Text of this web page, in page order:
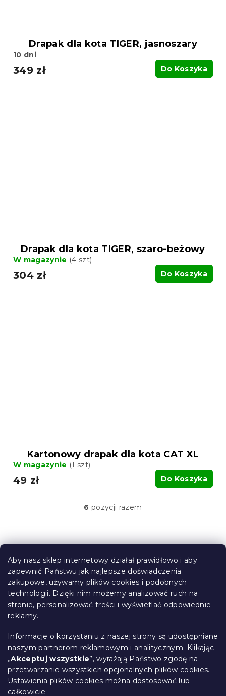
Aby nasz sklep internetowy działał prawidłowo i aby
zapewnić Państwu jak najlepsze doświadczenia
zakupowe, używamy plików cookies i podobnych
technologii. Dzięki nim możemy analizować ruch na
stronie, personalizować treści i wyświetlać odpowiednie
reklamy.
Informacje o korzystaniu z naszej strony są udostępniane
naszym partnerom reklamowym i analitycznym. Klikając
„Akceptuj wszystkie”, wyrażają Państwo zgodę na
przetwarzanie wszystkich opcjonalnych plików cookies.
Ustawienia plików cookies można dostosować lub
całkowicie
Drapak dla kota TIGER, jasnoszary
10 dni
349 zł Do Koszyka
Drapak dla kota TIGER, szaro-beżowy
W magazynie (4 szt)
304 zł Do Koszyka
Kartonowy drapak dla kota CAT XL
W magazynie (1 szt)
49 zł Do Koszyka
K
t
o
l
k
i
l
i
y
6 pozycji razem
S
Informacje dla Ciebie
Śledzenie zamówienia
Opcje dostawy
Metody płatności
Reklamacje i zwroty towarów
Kontakt
Regulamin
Ochrona danych osobowych
Kodeks etyczny